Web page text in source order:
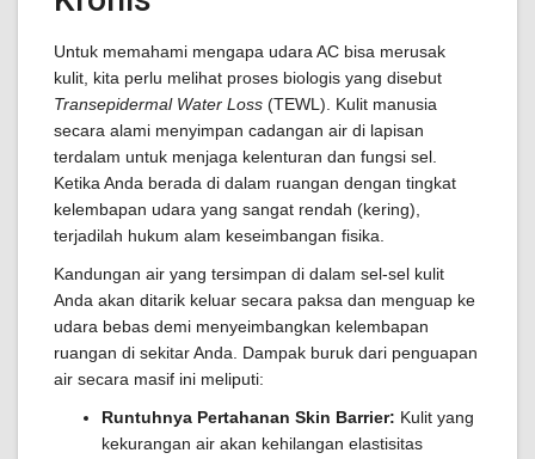
Untuk memahami mengapa udara AC bisa merusak
kulit, kita perlu melihat proses biologis yang disebut
Transepidermal Water Loss (TEWL). Kulit manusia
secara alami menyimpan cadangan air di lapisan
terdalam untuk menjaga kelenturan dan fungsi sel.
Ketika Anda berada di dalam ruangan dengan tingkat
kelembapan udara yang sangat rendah (kering),
terjadilah hukum alam keseimbangan fisika.
Kandungan air yang tersimpan di dalam sel-sel kulit
Anda akan ditarik keluar secara paksa dan menguap ke
udara bebas demi menyeimbangkan kelembapan
ruangan di sekitar Anda. Dampak buruk dari penguapan
air secara masif ini meliputi:
Runtuhnya Pertahanan Skin Barrier: Kulit yang
kekurangan air akan kehilangan elastisitas